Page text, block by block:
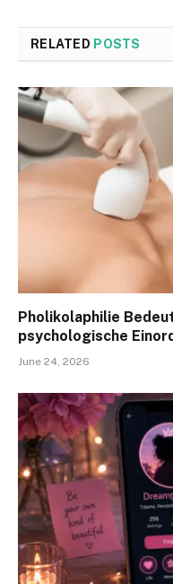
RELATED POSTS
Pholikolaphilie
psychologische
June 24, 2026